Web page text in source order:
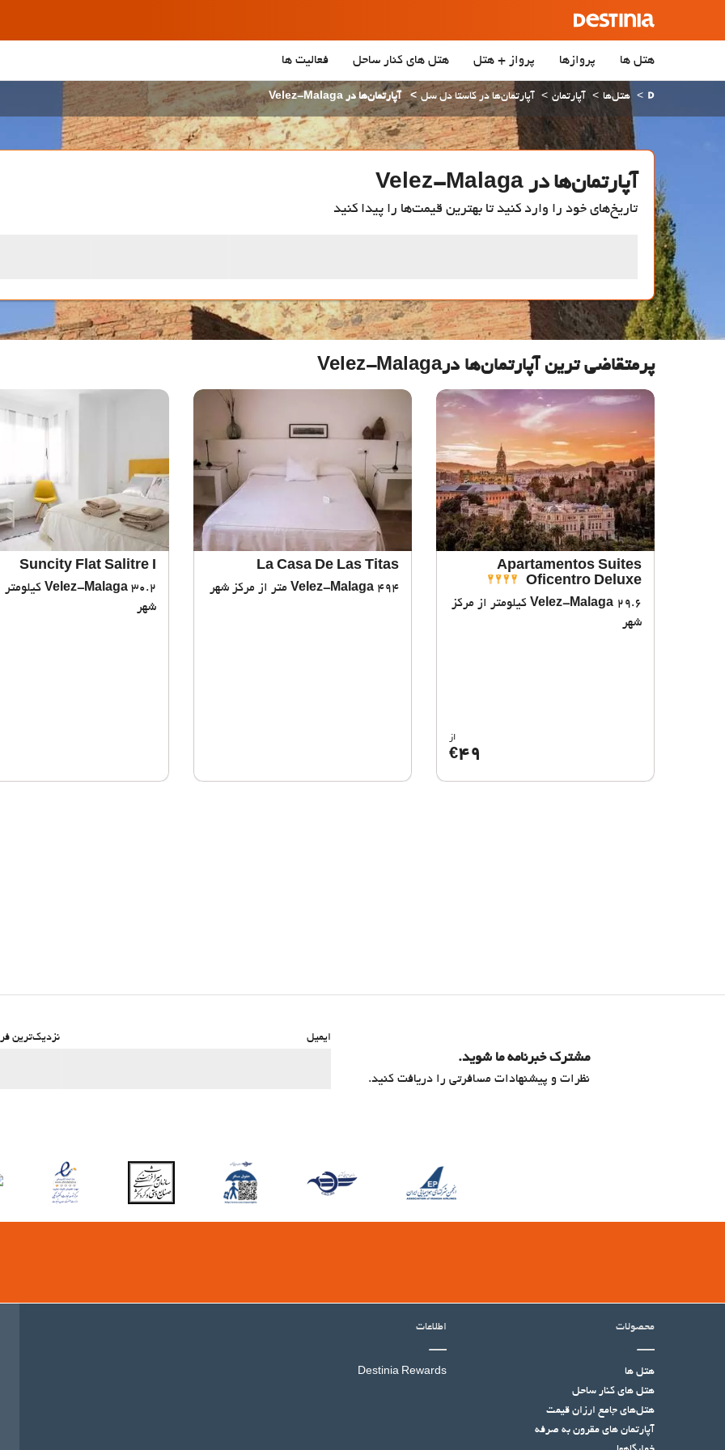
هتل ها پروازها پرواز + هتل هتل‌ های کنار ساحل فعالیت ها
هتل‌ها آپارتمان آپارتمان‌ها در کاستا دل سل آپارتمان‌ها در Velez-Malaga
آپارتمان‌ها در Velez-Malaga
تاریخ‌های خود را وارد کنید تا بهترین قیمت‌ها را پیدا کنید
پرمتقاضی ترین آپارتمان‌‌ها درVelez-Malaga
Apartamentos Suites
Oficentro Deluxe
Velez-Malaga 29.6 کیلومتر از مرکز
شهر
از
€49
La Casa De Las Titas
Velez-Malaga 494 متر از مرکز شهر
Suncity Flat Salitre I
Velez-Malaga
30.2
شهر
مشترک خبرنامه ما شوید.
نظرات و پیشنهادات مسافرتی را دریافت کنید.
ایمیل نزدیک‌ترین
محصولات
هتل ها
هتل‌ های کنار ساحل
هتل‌های جامع ارزان قیمت
آپارتمان های مقرون به صرفه
اطلاعات
Destinia Rewards